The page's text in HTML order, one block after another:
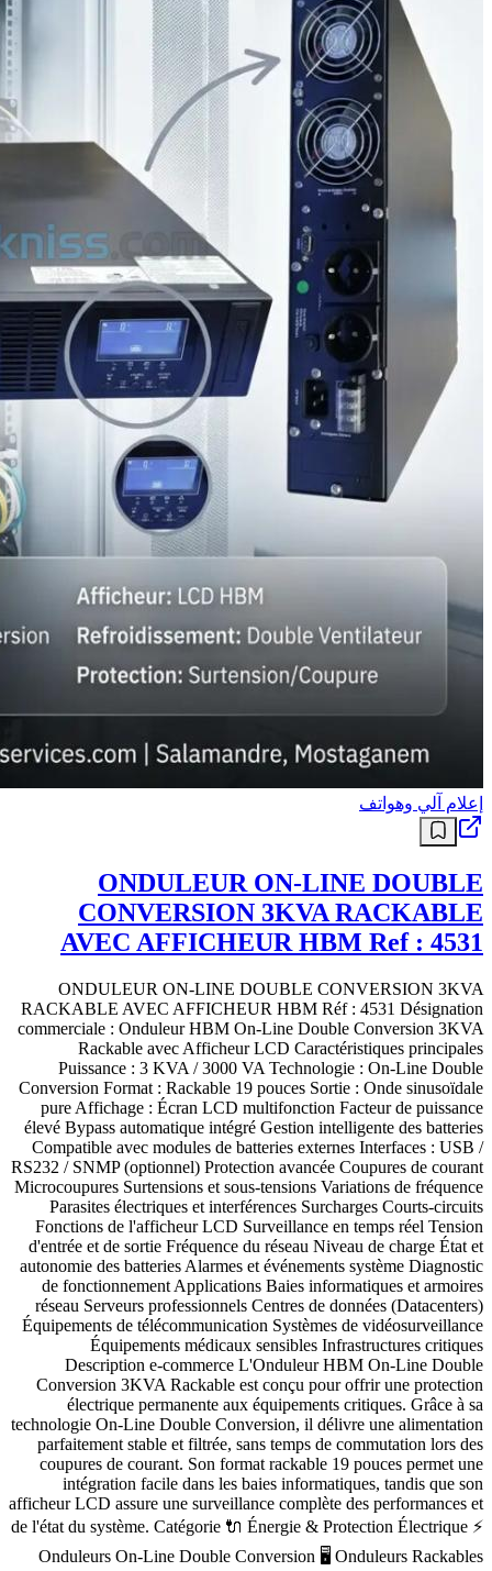
إعلام آلي وهواتف
ONDULEUR ON-LINE DOUBLE
CONVERSION 3KVA RACKABLE
AVEC AFFICHEUR HBM Ref : 4531
ONDULEUR ON-LINE DOUBLE CONVERSION 3KVA
RACKABLE AVEC AFFICHEUR HBM Réf : 4531 Désignation
commerciale : Onduleur HBM On-Line Double Conversion 3KVA
Rackable avec Afficheur LCD Caractéristiques principales
Puissance : 3 KVA / 3000 VA Technologie : On-Line Double
Conversion Format : Rackable 19 pouces Sortie : Onde sinusoïdale
pure Affichage : Écran LCD multifonction Facteur de puissance
élevé Bypass automatique intégré Gestion intelligente des batteries
Compatible avec modules de batteries externes Interfaces : USB /
RS232 / SNMP (optionnel) Protection avancée Coupures de courant
Microcoupures Surtensions et sous-tensions Variations de fréquence
Parasites électriques et interférences Surcharges Courts-circuits
Fonctions de l'afficheur LCD Surveillance en temps réel Tension
d'entrée et de sortie Fréquence du réseau Niveau de charge État et
autonomie des batteries Alarmes et événements système Diagnostic
de fonctionnement Applications Baies informatiques et armoires
réseau Serveurs professionnels Centres de données (Datacenters)
Équipements de télécommunication Systèmes de vidéosurveillance
Équipements médicaux sensibles Infrastructures critiques
Description e-commerce L'Onduleur HBM On-Line Double
Conversion 3KVA Rackable est conçu pour offrir une protection
électrique permanente aux équipements critiques. Grâce à sa
technologie On-Line Double Conversion, il délivre une alimentation
parfaitement stable et filtrée, sans temps de commutation lors des
coupures de courant. Son format rackable 19 pouces permet une
intégration facile dans les baies informatiques, tandis que son
afficheur LCD assure une surveillance complète des performances et
de l'état du système. Catégorie 🔌 Énergie & Protection Électrique ⚡
Onduleurs On-Line Double Conversion 🖥️ Onduleurs Rackables